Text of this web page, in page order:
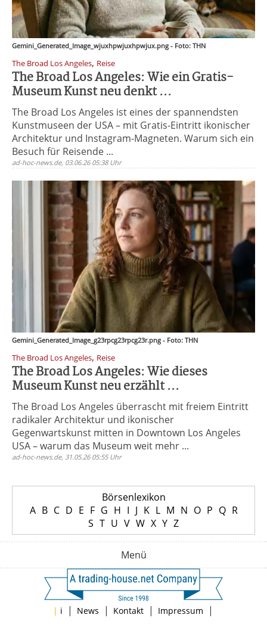
Gemini_Generated_Image_wjuxhpwjuxhpwjux.png - Foto: THN
The Broad Los Angeles, Reise
The Broad Los Angeles: Wie ein Gratis-
Museum Kunst neu denkt ...
The Broad Los Angeles ist eines der spannendsten
Kunstmuseen der USA – mit Gratis-Eintritt ikonischer
Architektur und Instagram-Magneten. Warum sich ein
Besuch für Reisende ...
ad-hoc-news.de, 03.06.26 05:38 Uhr
Gemini_Generated_Image_g23rpcg23rpcg23r.png - Foto: THN
The Broad Los Angeles, Reise
The Broad Los Angeles: Wie dieses
Museum Kunst neu erzählt ...
The Broad Los Angeles überrascht mit freiem Eintritt
radikaler Architektur und ikonischer
Gegenwartskunst mitten in Downtown Los Angeles
USA – warum das Museum weit mehr ...
ad-hoc-news.de, 31.05.26 05:55 Uhr
Börsenlexikon
A B C D E F G H I J K L M N O P Q R
S T U V W X Y Z
Menü
| i | News | Kontakt | Impressum
|